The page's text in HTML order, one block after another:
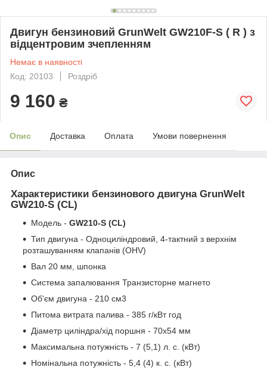
Двигун бензиновий GrunWelt GW210F-S ( R ) з
відцентровим зчепленням
Немає в наявності
Код: 20103
Роздріб
9 160 ₴
Опис Доставка Оплата Умови повернення
Опис
Характеристики бензинового двигуна GrunWelt
GW210-S (CL)
Модель - GW210-S (CL)
Тип двигуна - Одноциліндровий, 4-тактний з верхнім
розташуванням клапанів (ОНV)
Вал 20 мм, шпонка
Система запалювання Транзисторне магнето
Об'єм двигуна - 210 см3
Питома витрата палива - 385 г/кВт год
Діаметр циліндра/хід поршня - 70х54 мм
Максимальна потужність - 7 (5,1) л. с. (кВт)
Номінальна потужність - 5,4 (4) к. с. (кВт)